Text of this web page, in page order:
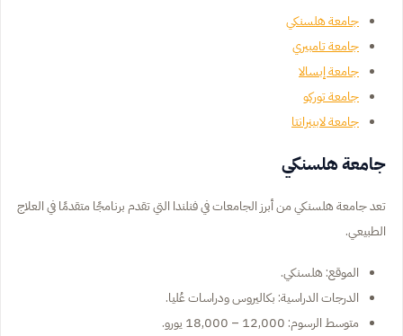
جامعة هلسنكي
جامعة تامبيري
جامعة إبسالا
جامعة توركو
جامعة لابينرانتا
جامعة هلسنكي
تعد جامعة هلسنكي من أبرز الجامعات في فنلندا التي تقدم برنامجًا متقدمًا في العلاج
الطبيعي.
الموقع: هلسنكي.
الدرجات الدراسية: بكاليروس ودراسات عُليا.
متوسط الرسوم: 12,000 – 18,000 يورو.